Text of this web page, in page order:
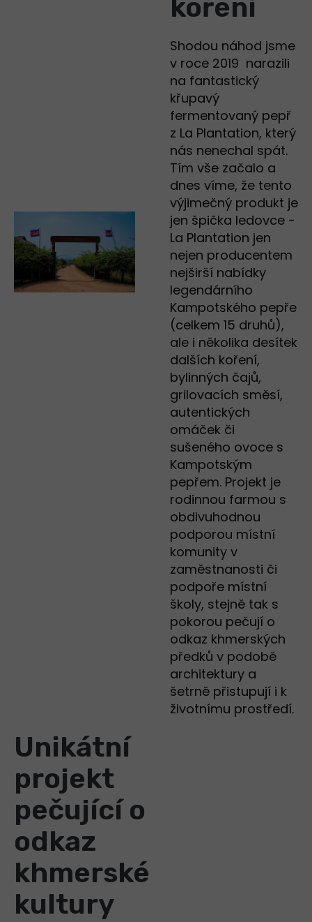
koření
Shodou náhod jsme
v roce 2019 narazili
na fantastický
křupavý
fermentovaný pepř
z La Plantation, který
nás nenechal spát.
Tím vše začalo a
dnes víme, že tento
výjimečný produkt je
jen špička ledovce -
La Plantation jen
nejen producentem
nejširší nabídky
legendárního
Kampotského pepře
(celkem 15 druhů),
ale i několika desítek
dalších koření,
bylinných čajů,
grilovacích směsí,
autentických
omáček či
sušeného ovoce s
Kampotským
pepřem. Projekt je
rodinnou farmou s
obdivuhodnou
podporou místní
komunity v
zaměstnanosti či
podpoře místní
školy, stejně tak s
pokorou pečují o
odkaz khmerských
předků v podobě
architektury a
šetrně přistupují i k
životnímu prostředí.
Unikátní
projekt
pečující o
odkaz
khmerské
kultury